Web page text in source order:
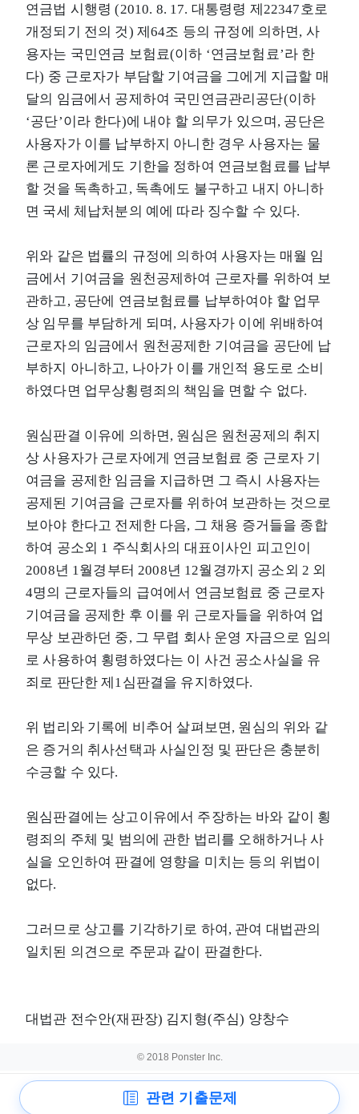
연금법 시행령 (2010. 8. 17. 대통령령 제22347호로
개정되기 전의 것) 제64조 등의 규정에 의하면, 사
용자는 국민연금 보험료(이하 ‘연금보험료’라 한
다) 중 근로자가 부담할 기여금을 그에게 지급할 매
달의 임금에서 공제하여 국민연금관리공단(이하
‘공단’이라 한다)에 내야 할 의무가 있으며, 공단은
사용자가 이를 납부하지 아니한 경우 사용자는 물
론 근로자에게도 기한을 정하여 연금보험료를 납부
할 것을 독촉하고, 독촉에도 불구하고 내지 아니하
면 국세 체납처분의 예에 따라 징수할 수 있다.
위와 같은 법률의 규정에 의하여 사용자는 매월 임
금에서 기여금을 원천공제하여 근로자를 위하여 보
관하고, 공단에 연금보험료를 납부하여야 할 업무
상 임무를 부담하게 되며, 사용자가 이에 위배하여
근로자의 임금에서 원천공제한 기여금을 공단에 납
부하지 아니하고, 나아가 이를 개인적 용도로 소비
하였다면 업무상횡령죄의 책임을 면할 수 없다.
원심판결 이유에 의하면, 원심은 원천공제의 취지
상 사용자가 근로자에게 연금보험료 중 근로자 기
여금을 공제한 임금을 지급하면 그 즉시 사용자는
공제된 기여금을 근로자를 위하여 보관하는 것으로
보아야 한다고 전제한 다음, 그 채용 증거들을 종합
하여 공소외 1 주식회사의 대표이사인 피고인이
2008년 1월경부터 2008년 12월경까지 공소외 2 외
4명의 근로자들의 급여에서 연금보험료 중 근로자
기여금을 공제한 후 이를 위 근로자들을 위하여 업
무상 보관하던 중, 그 무렵 회사 운영 자금으로 임의
로 사용하여 횡령하였다는 이 사건 공소사실을 유
죄로 판단한 제1심판결을 유지하였다.
위 법리와 기록에 비추어 살펴보면, 원심의 위와 같
은 증거의 취사선택과 사실인정 및 판단은 충분히
수긍할 수 있다.
원심판결에는 상고이유에서 주장하는 바와 같이 횡
령죄의 주체 및 범의에 관한 법리를 오해하거나 사
실을 오인하여 판결에 영향을 미치는 등의 위법이
없다.
그러므로 상고를 기각하기로 하여, 관여 대법관의
일치된 의견으로 주문과 같이 판결한다.
대법관 전수안(재판장) 김지형(주심) 양창수
© 2018 Ponster Inc.
관련 기출문제